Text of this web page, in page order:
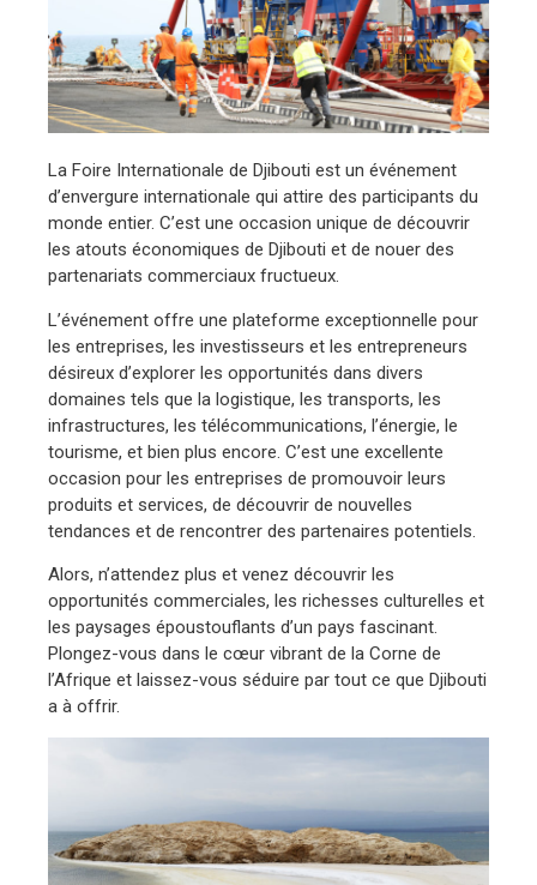
La Foire Internationale de Djibouti est un événement
d’envergure internationale qui attire des participants du
monde entier. C’est une occasion unique de découvrir
les atouts économiques de Djibouti et de nouer des
partenariats commerciaux fructueux.
L’événement offre une plateforme exceptionnelle pour
les entreprises, les investisseurs et les entrepreneurs
désireux d’explorer les opportunités dans divers
domaines tels que la logistique, les transports, les
infrastructures, les télécommunications, l’énergie, le
tourisme, et bien plus encore. C’est une excellente
occasion pour les entreprises de promouvoir leurs
produits et services, de découvrir de nouvelles
tendances et de rencontrer des partenaires potentiels.
Alors, n’attendez plus et venez découvrir les
opportunités commerciales, les richesses culturelles et
les paysages époustouflants d’un pays fascinant.
Plongez-vous dans le cœur vibrant de la Corne de
l’Afrique et laissez-vous séduire par tout ce que Djibouti
a à offrir.